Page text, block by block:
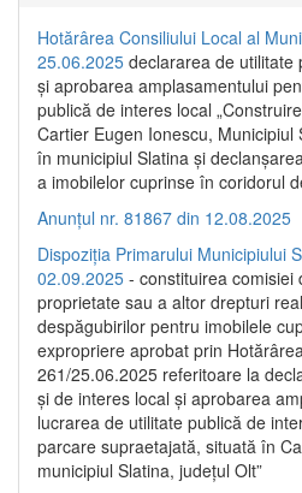
Hotărârea Consiliului Local al
25.06.2025 declararea de utilitate
și aprobarea amplasamentului
publică de interes local
Cartier Eugen Ionescu, Municipiul
în municipiul Slatina și
a imobilelor cuprinse în coridorul
Anunțul nr. 81867 din 12.08.2025
Dispoziția Primarului Municipiului
02.09.2025 - constituirea comisiei
proprietate sau a altor drepturi
despăgubirilor pentru imobilele
expropriere aprobat prin
261/25.06.2025 referitoare la
și de interes local și aprobarea
lucrarea de utilitate publică de
parcare supraetajată, situată în
municipiul Slatina, județul Olt”